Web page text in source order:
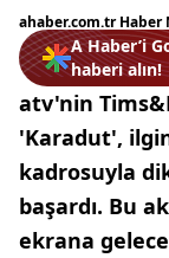
ahaber.com.tr Haber
A Haber’i
haberi alın!
atv'nin
'Karadut',
kadrosuyla
başardı. Bu
ekrana